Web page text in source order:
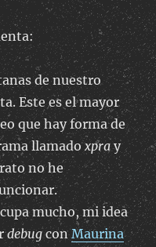
de nuestro
Este es el mayor
que hay forma de
llamadoxpray
no he
mucho, mi idea
debugconMaurina